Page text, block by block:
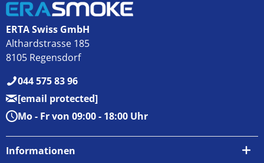
ERTA Swiss GmbH
Althardstrasse 185
8105 Regensdorf
044 575 83 96
[email protected]
Mo - Fr von 09:00 - 18:00 Uhr
Informationen